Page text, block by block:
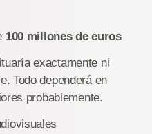
100 millones de euros
exactamente ni
Todo dependerá en
probablemente.